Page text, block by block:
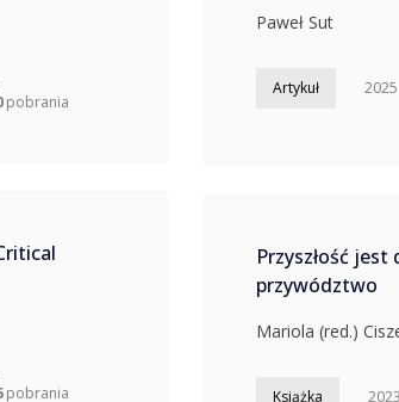
pobrania
pobrania
Paweł Sut
Artykuł 2025
Przyszłość
przywództwo
Mariola (red.)
Książka 2023